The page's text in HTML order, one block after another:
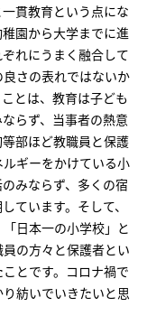
貫教育という点にな
園から大学までに進
れにうまく融合して
さの表れではないか
とは、教育は子ども
らず、当事者の熱意
部ほど教職員と保護
ギーをかけている小
みならず、多くの宿
ています。そして、
日本一の小学校」と
の方々と保護者とい
とです。コロナ禍で
紡いでいきたいと思